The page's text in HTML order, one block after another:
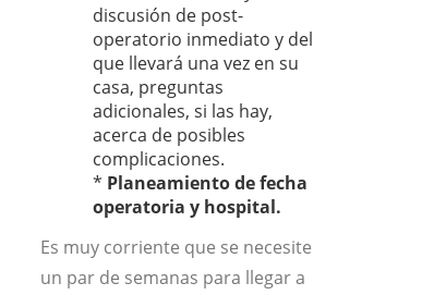
discusión de post-
operatorio inmediato y del
que llevará una vez en su
casa, preguntas
adicionales, si las hay,
acerca de posibles
complicaciones.
* Planeamiento de fecha
operatoria y hospital.
Es muy corriente que se necesite
un par de semanas para llegar a